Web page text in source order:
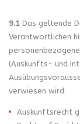
9.1 Das geltende
Verantwortlichen
(Auskunfts- und
verwiesen wird:
Auskunftsrecht